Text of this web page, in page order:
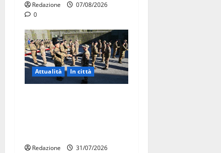
Redazione
07/08/2026
0
Attualità In città
Redazione
31/07/2026